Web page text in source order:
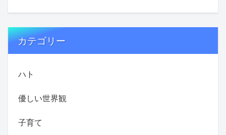
カテゴリー
ハト
優しい世界観
子育て